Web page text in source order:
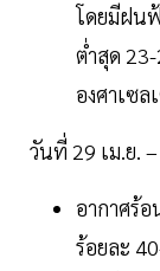
โดยมีฝน
ต่ำสุด
องศาเซ
วันที่ 29 เม.ย.
อากาศร้
ร้อยละ